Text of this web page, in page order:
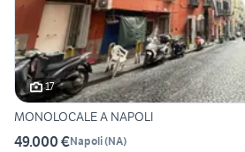
17
MONOLOCALE A NAPOLI
49.000 €Napoli(NA)